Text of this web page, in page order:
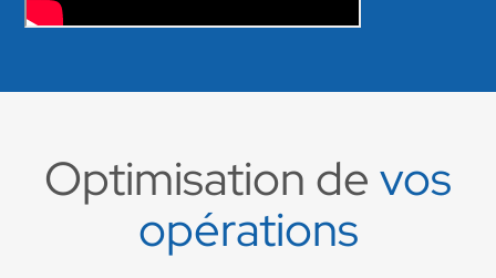
Optimisation devos
opérations